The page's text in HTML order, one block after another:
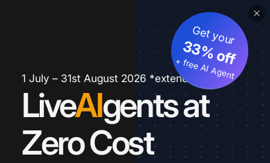
1 July – 31st August 2026 *extended
LiveAIgents at
Zero Cost
Get your
33% off
+ free AI Agent